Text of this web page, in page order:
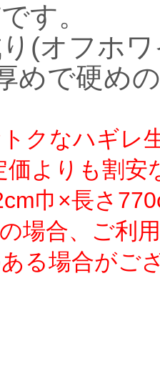
す。
(オフホ
めで硬め
クなハギレ
よりも割安
巾×長さ
場合、ご利
る場合がご